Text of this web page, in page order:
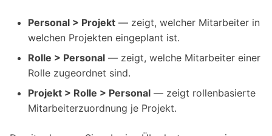
Personal > Projekt — zeigt, welcher Mitarbeiter in
welchen Projekten eingeplant ist.
Rolle > Personal — zeigt, welche Mitarbeiter einer
Rolle zugeordnet sind.
Projekt > Rolle > Personal — zeigt rollenbasierte
Mitarbeiterzuordnung je Projekt.